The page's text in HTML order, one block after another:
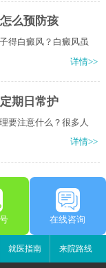
么预防孩
得白癜风？白癜风虽
详情>>
期日常护
要注意什么？很多人
详情>>
在线咨询
就医指南 来院路线